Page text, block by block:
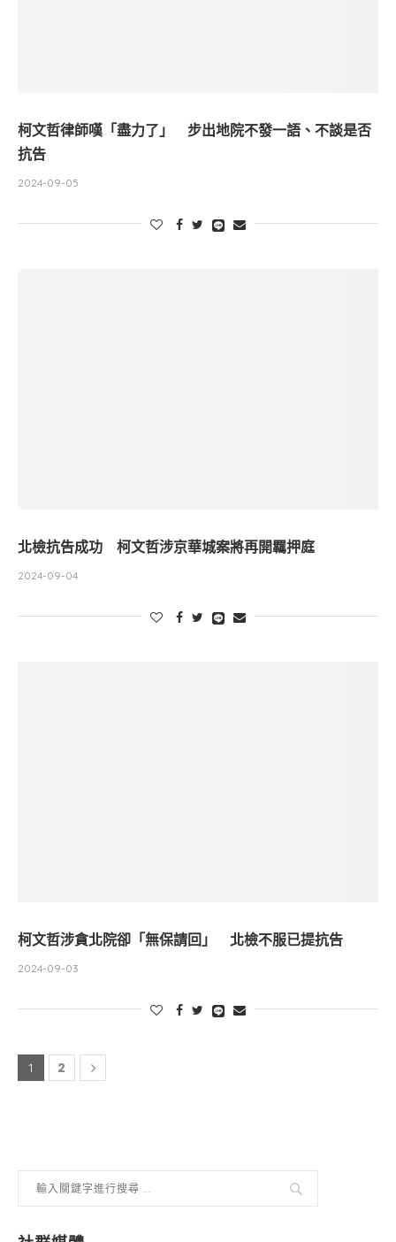
柯文哲律師嘆「盡力了」 步出地院不發一語、不談是否
抗告
2024-09-05
北檢抗告成功 柯文哲涉京華城案將再開羈押庭
2024-09-04
柯文哲涉貪北院卻「無保請回」 北檢不服已提抗告
2024-09-03
1 2